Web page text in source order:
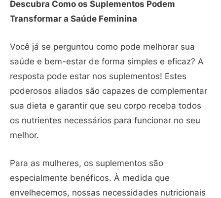
Descubra Como os Suplementos Podem
Transformar a Saúde Feminina
Você já se perguntou como pode melhorar sua
saúde e bem-estar de forma simples e eficaz? A
resposta pode estar nos suplementos! Estes
poderosos aliados são capazes de complementar
sua dieta e garantir que seu corpo receba todos
os nutrientes necessários para funcionar no seu
melhor.
Para as mulheres, os suplementos são
especialmente benéficos. À medida que
envelhecemos, nossas necessidades nutricionais